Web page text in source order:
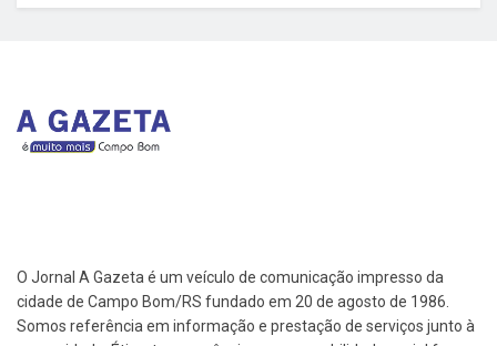
O Jornal A Gazeta é um veículo de comunicação impresso da
cidade de Campo Bom/RS fundado em 20 de agosto de 1986.
Somos referência em informação e prestação de serviços junto à